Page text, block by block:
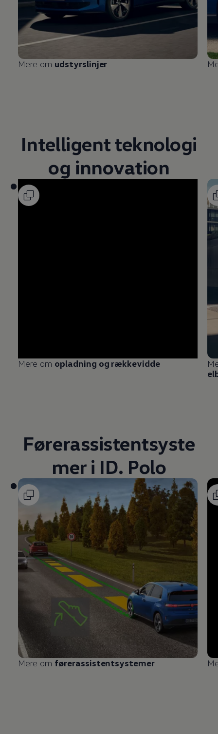
Mere om udstyrslinjer
Intelligent teknologi
og innovation
Mere om opladning og rækkevidde
Førerassistentsyste
mer i ID. Polo
Mere om førerassistentsystemer